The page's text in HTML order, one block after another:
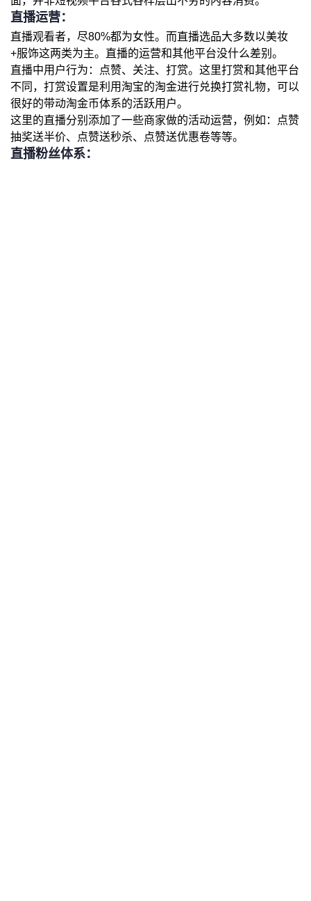
直播运营：
直播观看者，尽80%都为女性。而直播选品大多数以美妆
+服饰这两类为主。直播的运营和其他平台没什么差别。
直播中用户行为：点赞、关注、打赏。这里打赏和其他平台
不同，打赏设置是利用淘宝的淘金进行兑换打赏礼物，可以
很好的带动淘金币体系的活跃用户。
这里的直播分别添加了一些商家做的活动运营，例如：点赞
抽奖送半价、点赞送秒杀、点赞送优惠卷等等。
直播粉丝体系：